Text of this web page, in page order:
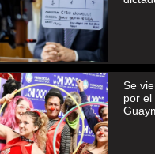
Se
por el